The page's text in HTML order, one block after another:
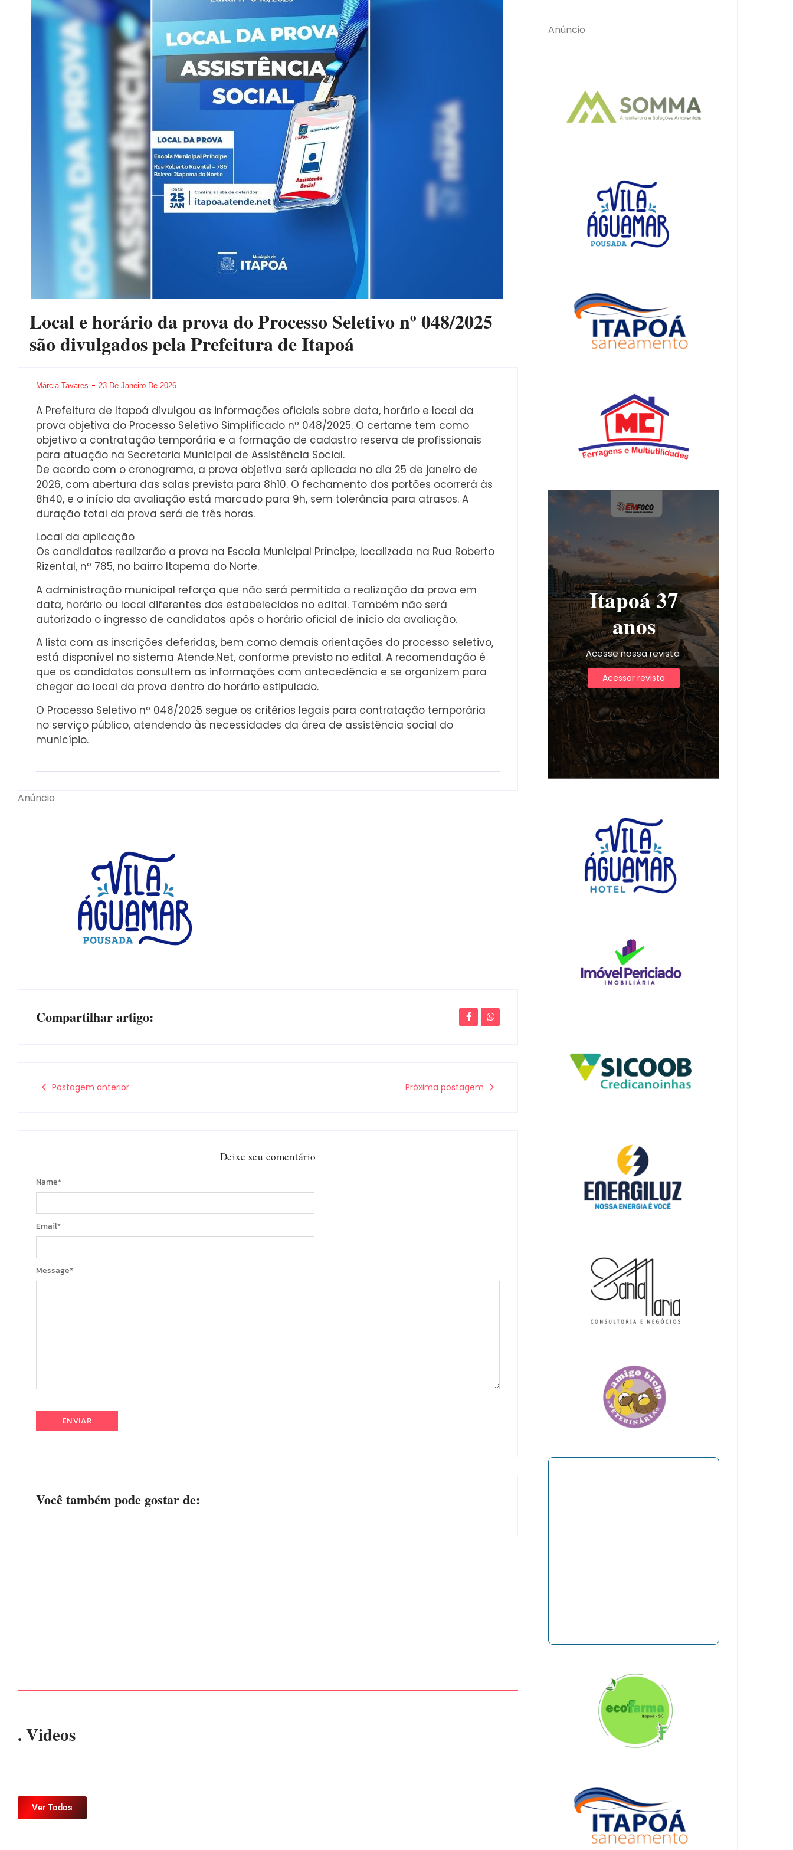
Local e horário da prova do Processo Seletivo nº 048/2025
são divulgados pela Prefeitura de Itapoá
Márcia Tavares 23 De Janeiro De 2026
A Prefeitura de Itapoá divulgou as informações oficiais sobre data, horário e local da
prova objetiva do Processo Seletivo Simplificado nº 048/2025. O certame tem como
objetivo a contratação temporária e a formação de cadastro reserva de profissionais
para atuação na Secretaria Municipal de Assistência Social.
De acordo com o cronograma, a prova objetiva será aplicada no dia 25 de janeiro de
2026, com abertura das salas prevista para 8h10. O fechamento dos portões ocorrerá às
8h40, e o início da avaliação está marcado para 9h, sem tolerância para atrasos. A
duração total da prova será de três horas.
Local da aplicação
Os candidatos realizarão a prova na Escola Municipal Príncipe, localizada na Rua Roberto
Rizental, nº 785, no bairro Itapema do Norte.
A administração municipal reforça que não será permitida a realização da prova em
data, horário ou local diferentes dos estabelecidos no edital. Também não será
autorizado o ingresso de candidatos após o horário oficial de início da avaliação.
A lista com as inscrições deferidas, bem como demais orientações do processo seletivo,
está disponível no sistema Atende.Net, conforme previsto no edital. A recomendação é
que os candidatos consultem as informações com antecedência e se organizem para
chegar ao local da prova dentro do horário estipulado.
O Processo Seletivo nº 048/2025 segue os critérios legais para contratação temporária
no serviço público, atendendo às necessidades da área de assistência social do
município.
Anúncio
Compartilhar artigo:
Postagem anterior Próxima postagem
Deixe seu comentário
Message*
Name*
Email*
Você também pode gostar de:
. Videos
Ver Todos
Anúncio
Itapoá 37
anos
Acesse nossa revista
Acessar revista